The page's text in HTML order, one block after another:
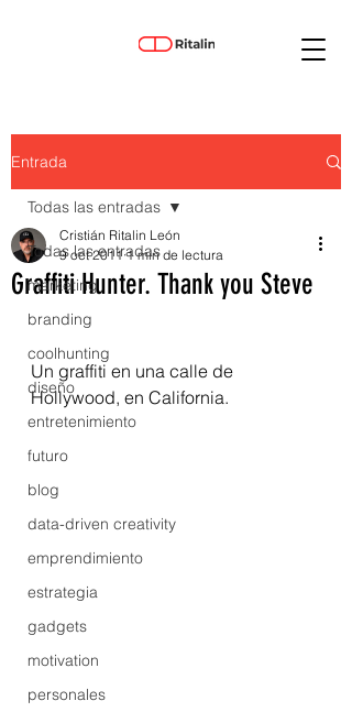
Entrada
Todas las entradas
marketing
branding
coolhunting
diseño
entretenimiento
futuro
blog
data-driven creativity
emprendimiento
estrategia
gadgets
motivation
personales
Todas las entradas
Graffiti Hunter. Thank you Steve
Cristián Ritalin León
9 oct 2011 1 min de lectura
Un graffiti en una calle de
Hollywood, en California.